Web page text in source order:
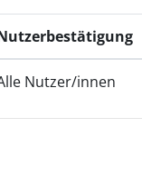
Nutzer/innen